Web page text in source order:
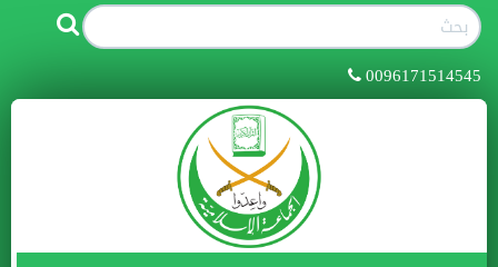
0096171514545